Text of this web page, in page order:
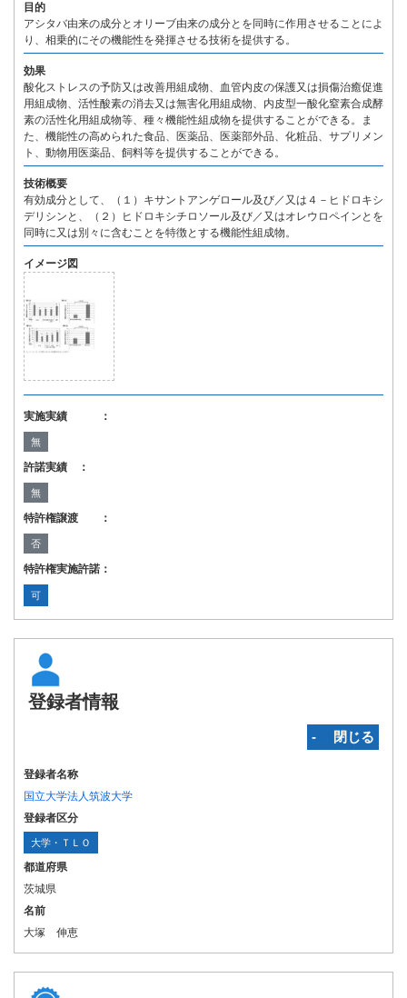
目的
アシタバ由来の成分とオリーブ由来の成分とを同時に作用させることによ
り、相乗的にその機能性を発揮させる技術を提供する。
効果
酸化ストレスの予防又は改善用組成物、血管内皮の保護又は損傷治癒促進
用組成物、活性酸素の消去又は無害化用組成物、内皮型一酸化窒素合成酵
素の活性化用組成物等、種々機能性組成物を提供することができる。ま
た、機能性の高められた食品、医薬品、医薬部外品、化粧品、サプリメン
ト、動物用医薬品、飼料等を提供することができる。
技術概要
有効成分として、（１）キサントアンゲロール及び／又は４－ヒドロキシ
デリシンと、（２）ヒドロキシチロソール及び／又はオレウロペインとを
同時に又は別々に含むことを特徴とする機能性組成物。
イメージ図
実施実績 ：
無
許諾実績 ：
無
特許権譲渡 ：
否
特許権実施許諾：
可
登録者情報
‐ 閉じる
登録者名称
国立大学法人筑波大学
登録者区分
大学・ＴＬＯ
都道府県
茨城県
名前
大塚 伸恵